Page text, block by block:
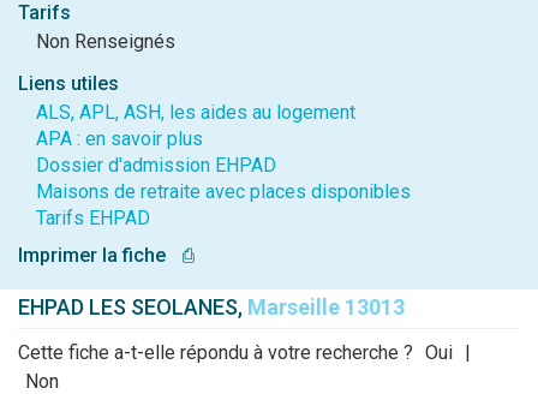
Tarifs
Non Renseignés
Liens utiles
ALS, APL, ASH, les aides au logement
APA : en savoir plus
Dossier d'admission EHPAD
Maisons de retraite avec places disponibles
Tarifs EHPAD
Imprimer la fiche
⎙
EHPAD LES SEOLANES, Marseille 13013
Cette fiche a-t-elle répondu à votre recherche ? Oui |
Non